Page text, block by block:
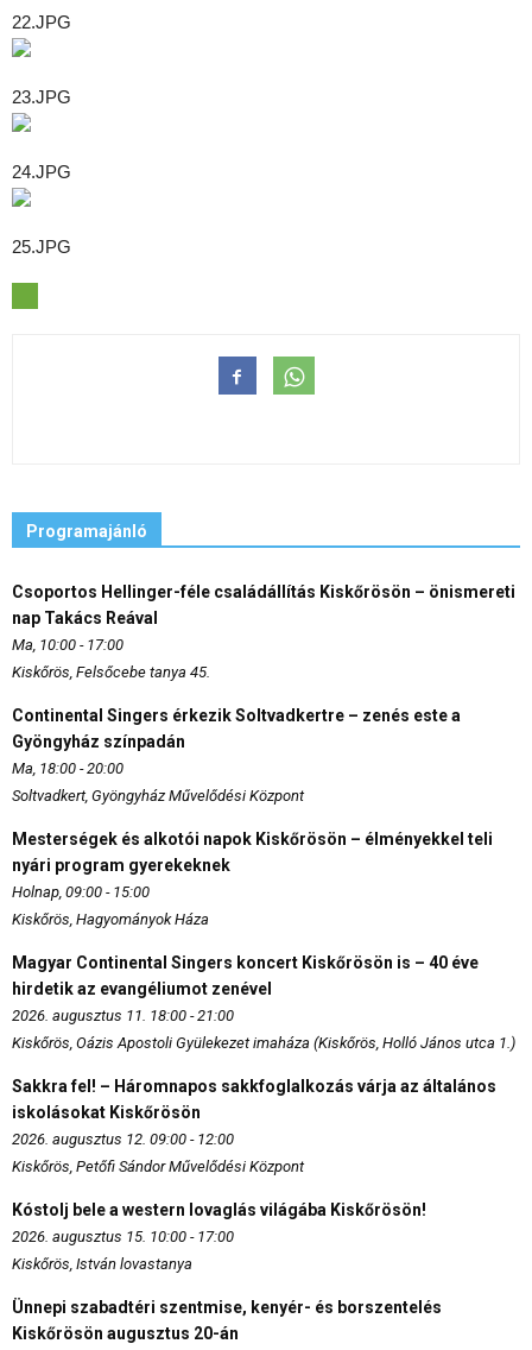
22.JPG
23.JPG
24.JPG
25.JPG
Programajánló
Csoportos Hellinger-féle családállítás Kiskőrösön – önismereti
nap Takács Reával
Ma, 10:00 - 17:00
Kiskőrös, Felsőcebe tanya 45.
Continental Singers érkezik Soltvadkertre – zenés este a
Gyöngyház színpadán
Ma, 18:00 - 20:00
Soltvadkert, Gyöngyház Művelődési Központ
Mesterségek és alkotói napok Kiskőrösön – élményekkel teli
nyári program gyerekeknek
Holnap, 09:00 - 15:00
Kiskőrös, Hagyományok Háza
Magyar Continental Singers koncert Kiskőrösön is – 40 éve
hirdetik az evangéliumot zenével
2026. augusztus 11. 18:00 - 21:00
Kiskőrös, Oázis Apostoli Gyülekezet imaháza (Kiskőrös, Holló János utca 1.)
Sakkra fel! – Háromnapos sakkfoglalkozás várja az általános
iskolásokat Kiskőrösön
2026. augusztus 12. 09:00 - 12:00
Kiskőrös, Petőfi Sándor Művelődési Központ
Kóstolj bele a western lovaglás világába Kiskőrösön!
2026. augusztus 15. 10:00 - 17:00
Kiskőrös, István lovastanya
Ünnepi szabadtéri szentmise, kenyér- és borszentelés
Kiskőrösön augusztus 20-án